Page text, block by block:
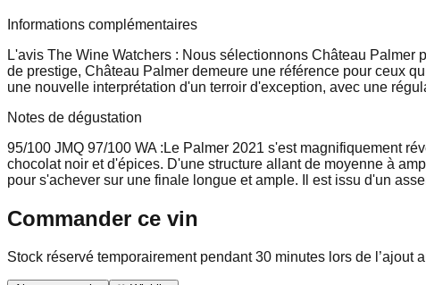
Informations complémentaires
L'avis The Wine Watchers : Nous sélectionnons Château
de prestige, Château Palmer demeure une référence pour ceux
une nouvelle interprétation d'un terroir d'exception, avec une
Notes de dégustation
95/100 JMQ 97/100 WA : Le Palmer 2021 s'est magnifiquement
chocolat noir et d'épices. D'une structure allant de moyenne à
pour s'achever sur une finale longue et ample. Il est issu d'un
Commander ce vin
Stock réservé temporairement pendant 30 minutes lors de